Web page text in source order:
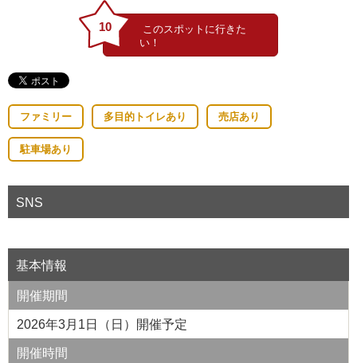
10
ファミリー 多目的トイレあり 売店あり
駐車場あり
SNS
基本情報
開催期間
2026年3月1日（日）開催予定
開催時間